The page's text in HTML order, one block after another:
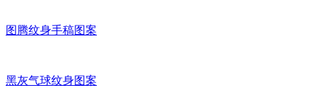
图腾纹身手稿图案
黑灰气球纹身图案